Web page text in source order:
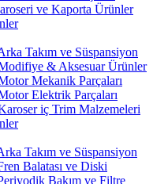
ve Kaporta Ürünler
Takım ve Süspansiyon
& Aksesuar Ürünler
Mekanik Parçaları
Elektrik Parçaları
iç Trim Malzemeleri
Takım ve Süspansiyon
Balatası ve Diski
Bakım ve Filtre